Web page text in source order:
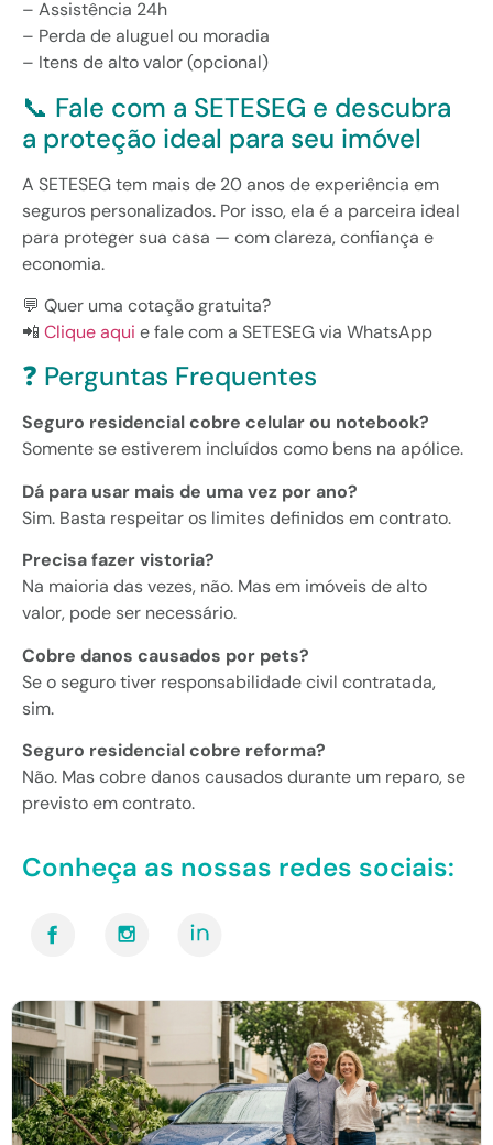
– Assistência 24h
– Perda de aluguel ou moradia
– Itens de alto valor (opcional)
📞 Fale com a SETESEG e descubra
a proteção ideal para seu imóvel
A SETESEG tem mais de 20 anos de experiência em
seguros personalizados. Por isso, ela é a parceira ideal
para proteger sua casa — com clareza, confiança e
economia.
💬 Quer uma cotação gratuita?
📲 Clique aqui e fale com a SETESEG via WhatsApp
❓ Perguntas Frequentes
Seguro residencial cobre celular ou notebook?
Somente se estiverem incluídos como bens na apólice.
Dá para usar mais de uma vez por ano?
Sim. Basta respeitar os limites definidos em contrato.
Precisa fazer vistoria?
Na maioria das vezes, não. Mas em imóveis de alto
valor, pode ser necessário.
Cobre danos causados por pets?
Se o seguro tiver responsabilidade civil contratada,
sim.
Seguro residencial cobre reforma?
Não. Mas cobre danos causados durante um reparo, se
previsto em contrato.
Conheça as nossas redes sociais: